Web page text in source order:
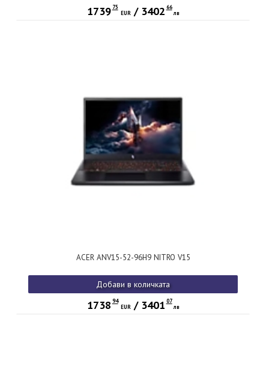
1739 75
EUR/ 3402 66
лв
ACER ANV15-52-96H9 NITRO V15
Добави в количката
1738 94
EUR/ 3401 07
лв